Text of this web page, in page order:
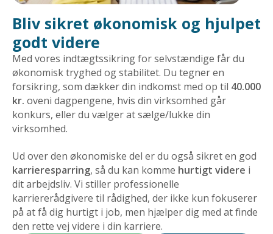
Bliv sikret økonomisk og hjulpet
godt videre
Med vores indtægtssikring for selvstændige får du
økonomisk tryghed og stabilitet. Du tegner en
forsikring, som dækker din indkomst med op til 40.000
kr. oveni dagpengene, hvis din virksomhed går
konkurs, eller du vælger at sælge/lukke din
virksomhed.
Ud over den økonomiske del er du også sikret en god
karrieresparring, så du kan komme hurtigt videre i
dit arbejdsliv. Vi stiller professionelle
karriererådgivere til rådighed, der ikke kun fokuserer
på at få dig hurtigt i job, men hjælper dig med at finde
den rette vej videre i din karriere.